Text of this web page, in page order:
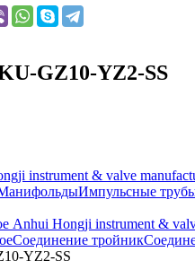
GZ10-YZ2-SS
instrument & valve
Импульсные
Anhui Hongji instrument &
Соединение тройник
YZ2-SS